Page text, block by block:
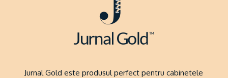
Jurnal Gold este produsul perfect pentru cabinetele